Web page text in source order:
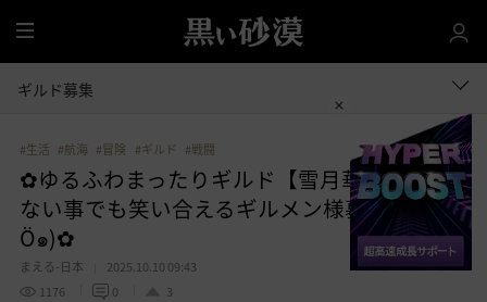
全
体
ギルド募集
#生活 #航海 #冒険 #ギルド #戦闘
✿ゆるふわまったりギルド【雪月華】くだら
ない事でも笑い合えるギルメン様募集(๑Öㅁ
Ö๑)✿
まえる-日本
2025.10.10 09:43
1176
0 3